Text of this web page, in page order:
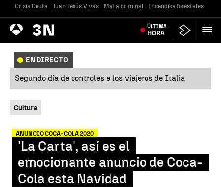
Crisis Ceuta Juan Jesús Vivas Mafia criminal Incendios forestales
Antena
3 Noticias ÚLTIMA
HORA
EN DIRECTO
Segundo día de controles a los viajeros de Italia
Cultura
ANUNCIO COCA-COLA 2020
'La Carta', así es el
emocionante anuncio de Coca-
Cola esta Navidad